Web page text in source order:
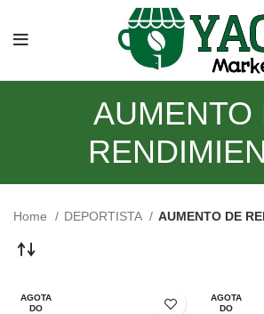
AUMENTO
Home DEPORTISTA AUMENTO DE
AGOTA
DO
AGOTA
DO